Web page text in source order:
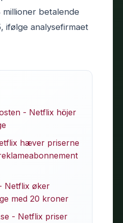
millioner betalende
ifølge analysefirmaet
- Netflix höjer
hæver priserne
Netflix øker
med 20 kroner
- Netflix priser